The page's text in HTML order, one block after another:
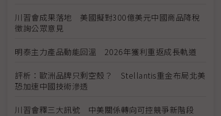
川習會成果落地 美國擬對300億美元中國商品降稅
徵詢公眾意見
明泰主力產品動能回溫 2026年獲利重返成長軌道
評析：歐洲品牌只剩空殼？ Stellantis重金布局北美
恐加速中國技術滲透
川習會釋三大訊號 中美關係轉向可控競爭新階段